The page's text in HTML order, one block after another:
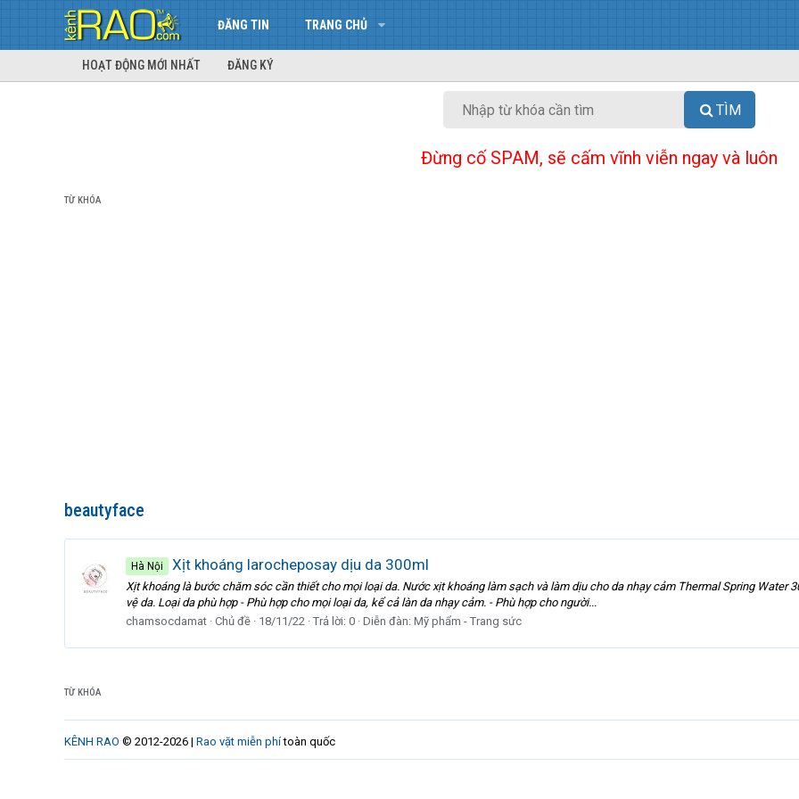
ĐĂNG TIN TRANG CHỦ
HOẠT ĐỘNG MỚI NHẤT ĐĂNG KÝ
TÌM
Đừng cố SPAM, sẽ cấm vĩnh viễn ngay và luôn
TỪ KHÓA
beautyface
Hà Nội Xịt khoáng larocheposay dịu da 300ml
Xịt khoáng là bước chăm sóc cần thiết cho mọi loại da. Nước xịt khoáng làm sạch và làm dịu cho da nhạy cảm Thermal Spring Water
vệ da. Loại da phù hợp - Phù hợp cho mọi loại da, kể cả làn da nhạy cảm. - Phù hợp cho người...
chamsocdamat Chủ đề 18/11/22 Trả lời: 0 Diễn đàn: Mỹ phẩm - Trang sức
TỪ KHÓA
KÊNH RAO © 2012-2026 | Rao vặt miễn phítoàn quốc